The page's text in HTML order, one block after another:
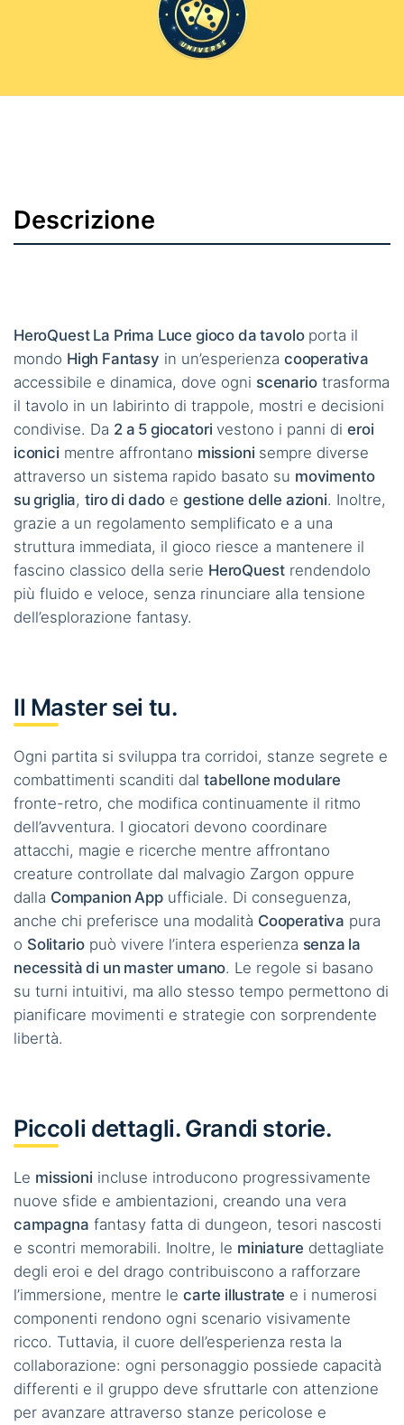
Descrizione
HeroQuest La Prima Luce gioco da tavoloporta il
mondo High Fantasy in un’esperienza cooperativa
accessibile e dinamica, dove ogni scenariotrasforma
il tavolo in un labirinto di trappole, mostri e decisioni
condivise. Da 2 a 5 giocatori vestono i panni dieroi
iconici mentre affrontano missioni sempre diverse
attraverso un sistema rapido basato su movimento
su griglia,tiro di dado egestione delle azioni. Inoltre,
grazie a un regolamento semplificato e a una
struttura immediata, il gioco riesce a mantenere il
fascino classico della serie HeroQuestrendendolo
più fluido e veloce, senza rinunciare alla tensione
dell’esplorazione fantasy.
Il Master sei tu.
Ogni partita si sviluppa tra corridoi, stanze segrete e
combattimenti scanditi dal tabellone modulare
fronte-retro, che modifica continuamente il ritmo
dell’avventura. I giocatori devono coordinare
attacchi, magie e ricerche mentre affrontano
creature controllate dal malvagio Zargon oppure
dalla Companion Appufficiale. Di conseguenza,
anche chi preferisce una modalità Cooperativa pura
o Solitariopuò vivere l’intera esperienza senza la
necessità di un master umano. Le regole si basano
su turni intuitivi, ma allo stesso tempo permettono di
pianificare movimenti e strategie con sorprendente
libertà.
Piccoli dettagli. Grandi storie.
Le missioni incluse introducono progressivamente
nuove sfide e ambientazioni, creando una vera
campagna fantasy fatta di dungeon, tesori nascosti
e scontri memorabili. Inoltre, le miniature dettagliate
degli eroi e del drago contribuiscono a rafforzare
l’immersione, mentre le carte illustrate e i numerosi
componenti rendono ogni scenario visivamente
ricco. Tuttavia, il cuore dell’esperienza resta la
collaborazione: ogni personaggio possiede capacità
differenti e il gruppo deve sfruttarle con attenzione
per avanzare attraverso stanze pericolose e